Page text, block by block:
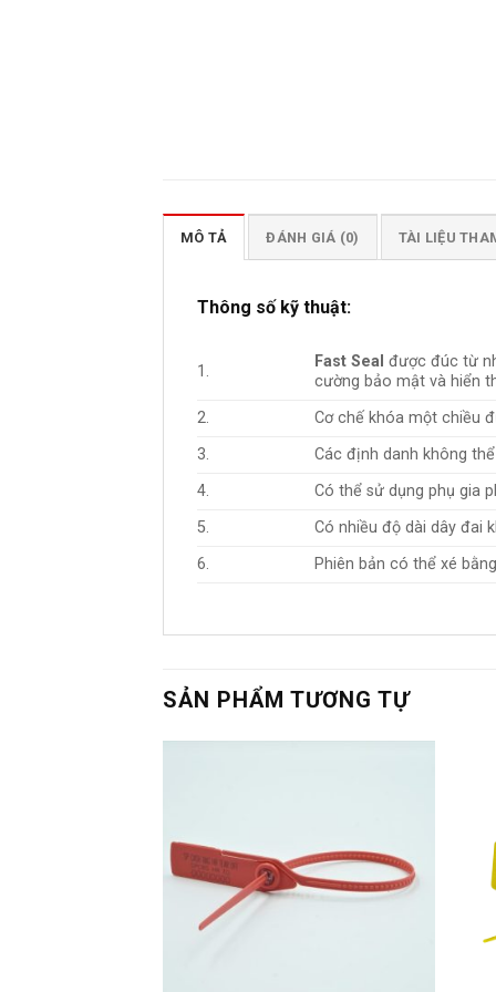
MÔ TẢ ĐÁNH GIÁ (0) TÀI LIỆU
Thông số kỹ thuật:
1.
Fast Seal được đúc từ
cường bảo mật và hiển
2.
Cơ chế khóa một chiều
3.
Các định danh không
4.
Có thể sử dụng phụ gia
5.
Có nhiều độ dài dây đai
6.
Phiên bản có thể xé
SẢN PHẨM TƯƠNG TỰ